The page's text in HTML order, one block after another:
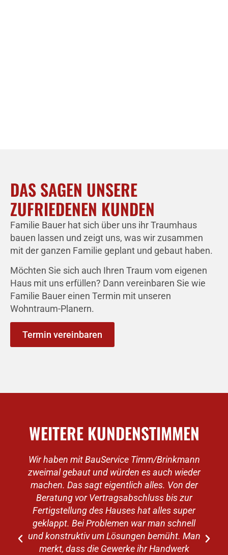
DAS SAGEN UNSERE
ZUFRIEDENEN KUNDEN
Familie Bauer hat sich über uns ihr Traumhaus
bauen lassen und zeigt uns, was wir zusammen
mit der ganzen Familie geplant und gebaut haben.
Möchten Sie sich auch Ihren Traum vom eigenen
Haus mit uns erfüllen? Dann vereinbaren Sie wie
Familie Bauer einen Termin mit unseren
Wohntraum-Planern.
Termin vereinbaren
WEITERE KUNDENSTIMMEN
Wir haben mit BauService Timm/Brinkmann
zweimal gebaut und würden es auch wieder
machen. Das sagt eigentlich alles. Von der
Beratung vor Vertragsabschluss bis zur
Fertigstellung des Hauses hat alles super
geklappt. Bei Problemen war man schnell
und konstruktiv um Lösungen bemüht. Man
merkt, dass die Gewerke ihr Handwerk